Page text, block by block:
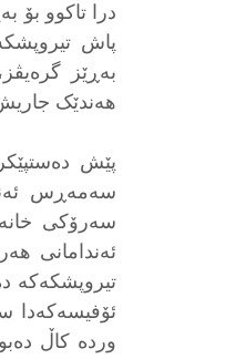
درا تاكوو بۆ
پاش
بەڕێز
هەندێک
پێش
سەمەڕس
سەرۆکی
ئەندامانی
تیروپشکەکە
ئۆفیسەکەدا
وردە کاڵ